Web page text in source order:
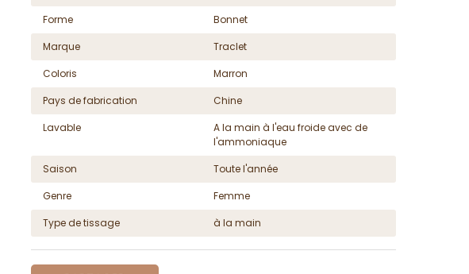
Forme
Bonnet
Marque
Traclet
Coloris
Marron
Pays de fabrication
Chine
Lavable
A la main à l'eau froide avec de
l'ammoniaque
Saison
Toute l'année
Genre
Femme
Type de tissage
à la main